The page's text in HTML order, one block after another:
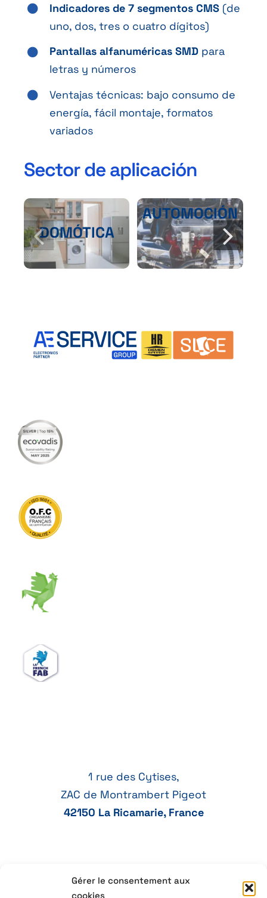
Gérer le consentement aux
cookies
Indicadores de 7 segmentos CMS (de
uno, dos, tres o cuatro dígitos)
Pantallas alfanuméricas SMD para
letras y números
Ventajas técnicas: bajo consumo de
energía, fácil montaje, formatos
variados
Sector de aplicación
DOMÓTICA
AUTOMOCIÓN
1 rue des Cytises,
ZAC de Montrambert Pigeot
42150 La Ricamarie, France
+33 77 41 21 47